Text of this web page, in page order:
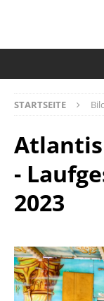
STARTSEITE
-
2023